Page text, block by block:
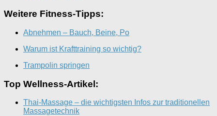
Weitere Fitness-Tipps:
Abnehmen – Bauch, Beine, Po
Warum ist Krafttraining so wichtig?
Trampolin springen
Top Wellness-Artikel:
Thai-Massage – die wichtigsten Infos zur traditionellen
Massagetechnik